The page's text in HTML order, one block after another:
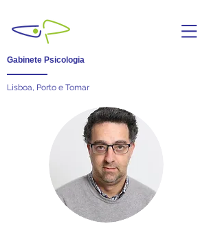
Gabinete Psicologia
Lisboa, Porto e Tomar